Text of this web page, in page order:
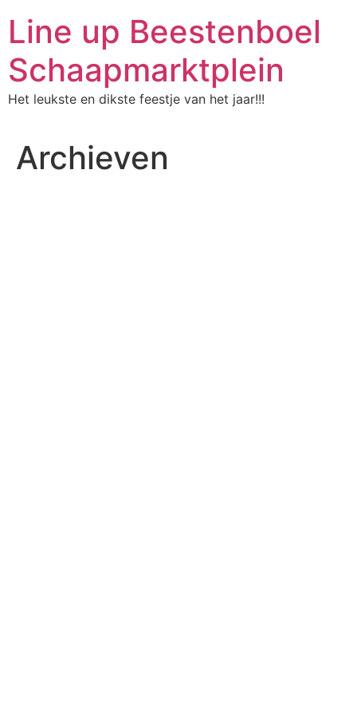
de
inhoud
Line up Beestenboel
Schaapmarktplein
Het leukste en dikste feestje van het jaar!!!
Archieven